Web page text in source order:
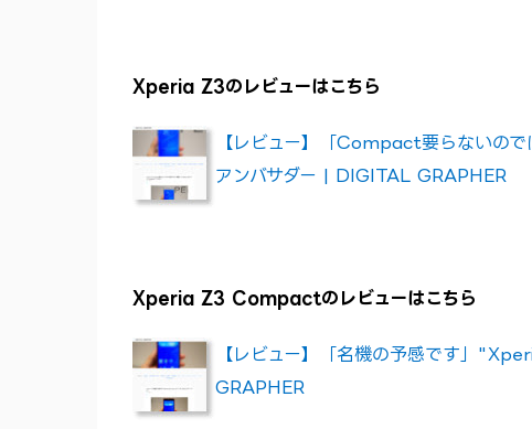
Xperia Z3のレビューはこちら
【レビュー】「Compact要らないの
アンバサダー | DIGITAL GRAPHER
Xperia Z3 Compactのレビューはこちら
【レビュー】「名機の予感です」
GRAPHER